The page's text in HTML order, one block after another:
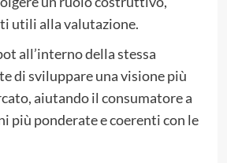
utili alla valutazione.
all’interno della stessa
di sviluppare una visione più
aiutando il consumatore a
più ponderate e coerenti con le